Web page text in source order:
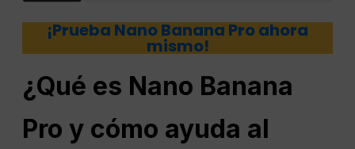
¡Prueba Nano Banana Pro ahora
mismo!
¿Qué es Nano Banana
Pro y cómo ayuda al